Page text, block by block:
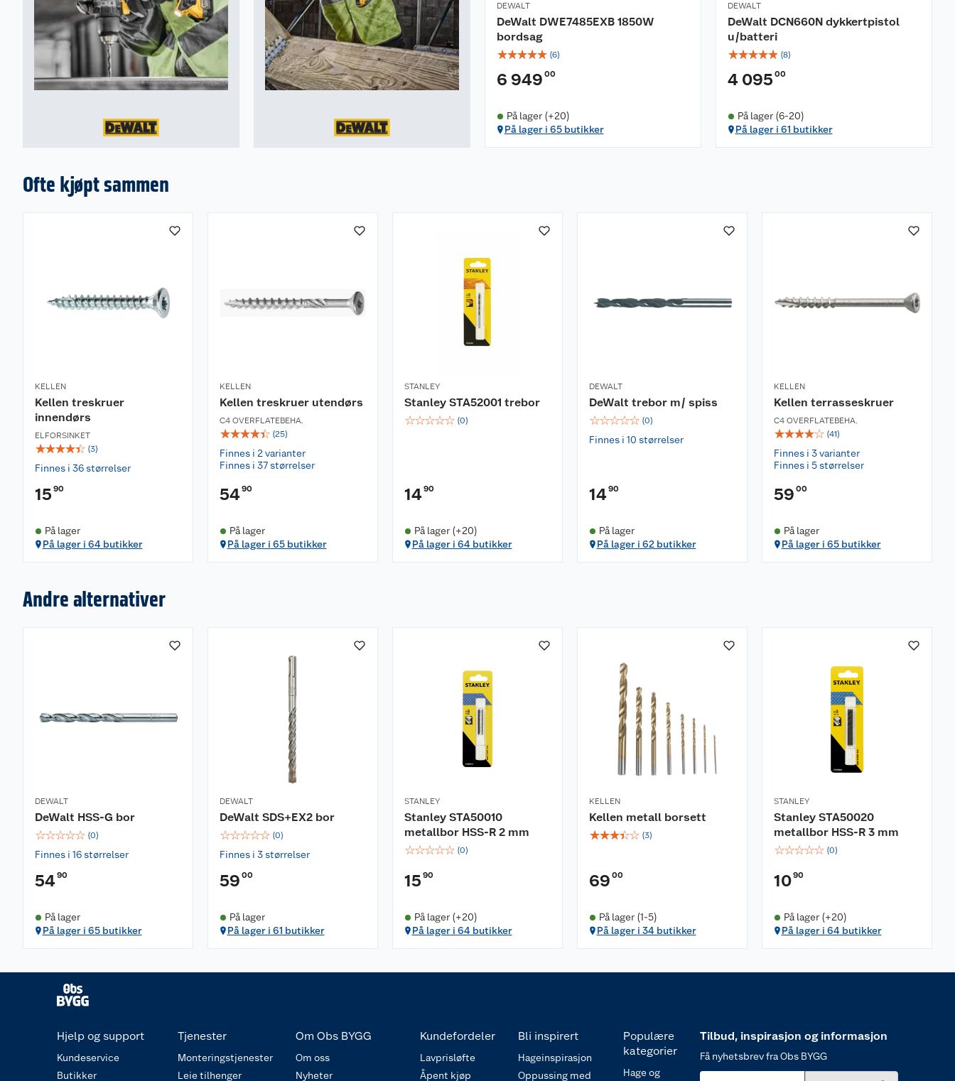
DEWALT
DeWalt DWE7485EXB 1850W
bordsag
☆☆☆☆☆ (6)
6 949 00
På lager (+20)
På lager i 65 butikker
DEWALT
DeWalt DCN660N dykkertpistol
u/batteri
☆☆☆☆☆ (8)
4 095 00
På lager (6-20)
På lager i 61 butikker
Ofte kjøpt sammen
KELLEN
Kellen treskruer
innendørs
ELFORSINKET
☆☆☆☆☆ (3)
Finnes i 36 størrelser
15 90
På lager
På lager i 64 butikker
KELLEN
Kellen treskruer utendørs
C4 OVERFLATEBEHA.
☆☆☆☆☆ (25)
Finnes i 2 varianter
Finnes i 37 størrelser
5490
På lager
På lager i 65 butikker
STANLEY
Stanley STA52001 trebor
☆☆☆☆☆ (0)
1490
På lager (+20)
På lager i 64 butikker
DEWALT
DeWalt trebor m/ spiss
☆☆☆☆☆ (0)
Finnes i 10 størrelser
1490
På lager
På lager i 62 butikker
KELLEN
Kellen terrasseskruer
C4 OVERFLATEBEHA.
☆☆☆☆☆ (41)
Finnes i 3 varianter
Finnes i 5 størrelser
59 00
På lager
På lager i 65 butikker
Andre alternativer
DEWALT
DeWalt HSS-G bor
☆☆☆☆☆ (0)
Finnes i 16 størrelser
5490
På lager
På lager i 65 butikker
DEWALT
DeWalt SDS+EX2 bor
☆☆☆☆☆ (0)
Finnes i 3 størrelser
59 00
På lager
På lager i 61 butikker
STANLEY
Stanley STA50010
metallbor HSS-R 2 mm
☆☆☆☆☆ (0)
15 90
På lager (+20)
På lager i 64 butikker
KELLEN
Kellen metall borsett
☆☆☆☆☆ (3)
69 00
På lager (1-5)
På lager i 34 butikker
STANLEY
Stanley STA50020
metallbor HSS-R 3 mm
☆☆☆☆☆ (0)
1090
På lager (+20)
På lager i 64 butikker
Hjelp og support
Kundeservice
Butikker
Tjenester
Monteringstjenester
Leie tilhenger
Om Obs BYGG
Om oss
Nyheter
Kundefordeler
Lavprisløfte
Åpent kjøp
Bli inspirert
Hageinspirasjon
Oppussing med
Populære
kategorier
Hage og
Tilbud, inspirasjon og informasjon
Få nyhetsbrev fra Obs BYGG